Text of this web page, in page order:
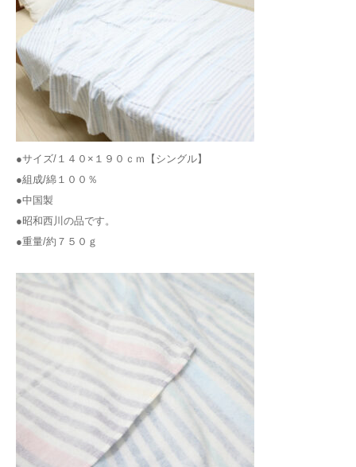
●サイズ/１４０×１９０ｃｍ【シングル】
●組成/綿１００％
●中国製
●昭和西川の品です。
●重量/約７５０ｇ